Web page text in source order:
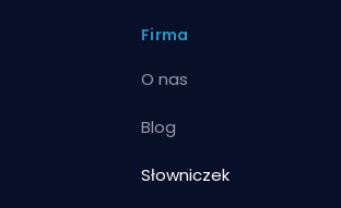
Firma
O nas
Blog
Słowniczek